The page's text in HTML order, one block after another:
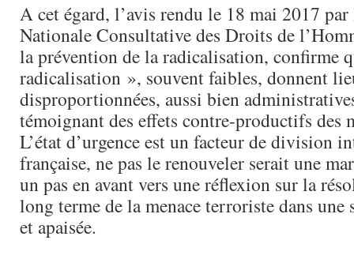
A cet égard, l’avis rendu le 18 mai 2017
Nationale Consultative des Droits de
la prévention de la radicalisation, confirme
radicalisation », souvent faibles, donnent
disproportionnées, aussi bien
témoignant des effets contre-productifs des
L’état d’urgence est un facteur de division
française, ne pas le renouveler serait une
un pas en avant vers une réflexion sur la
long terme de la menace terroriste dans
et apaisée.